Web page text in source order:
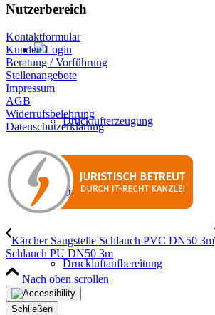
Drucklufterzeugung
Druckluftverteilung
Druckluftaufbereitung
Nutzerbereich
Kontaktformular
Kunden Login
Beratung / Vorführung
Stellenangebote
Impressum
AGB
Widerrufsbelehrung
Datenschutzerklärung
Kärcher Saugstelle Schlauch PVC DN50 3m
Schlauch PU DN50 3m
Nach oben scrollen
Schließen